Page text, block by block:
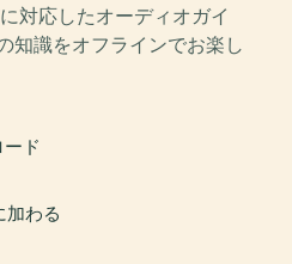
対応したオーディオガイ
知識をオフラインでお楽し
ド
加わる